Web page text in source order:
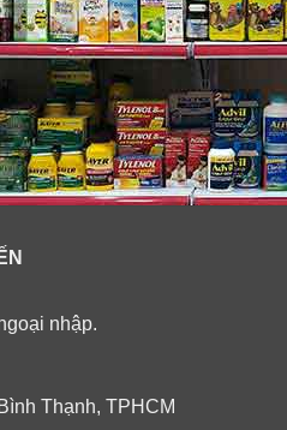
nhập.
Thạnh, TPHCM